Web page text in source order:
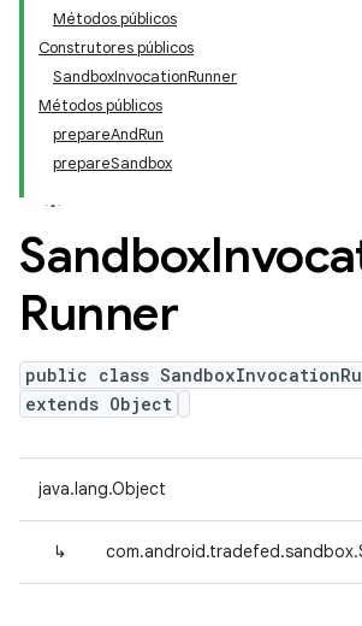
Métodos públicos
Construtores públicos
SandboxInvocationRunner
Métodos públicos
prepareAndRun
prepareSandbox
Sandbox
Runner
public class
extends Object
java.lang.Object
↳